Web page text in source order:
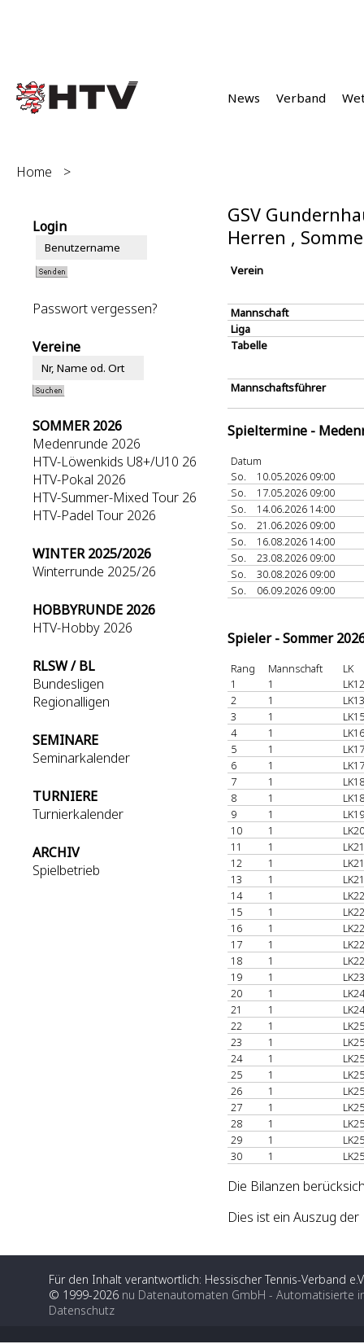
News Verband
Home >
Login
Passwort vergessen?
Vereine
SOMMER 2026
Medenrunde 2026
HTV-Löwenkids U8+/U10 26
HTV-Pokal 2026
HTV-Summer-Mixed Tour 26
HTV-Padel Tour 2026
WINTER 2025/2026
Winterrunde 2025/26
HOBBYRUNDE 2026
HTV-Hobby 2026
RLSW / BL
Bundesligen
Regionalligen
SEMINARE
Seminarkalender
TURNIERE
Turnierkalender
ARCHIV
Spielbetrieb
GSV
Herren ,
Verein
Mannschaft
Liga
Tabelle
Mannschaftsführer
Spieltermine -
Datum
So.
10.05.2026 09:00
So.
17.05.2026 09:00
So.
14.06.2026 14:00
So.
21.06.2026 09:00
So.
16.08.2026 14:00
So.
23.08.2026 09:00
So.
30.08.2026 09:00
So.
06.09.2026 09:00
Spieler - Sommer
Rang Mannschaft
LK
1
1
2
1
3
1
4
1
5
1
6
1
7
1
8
1
9
1
10
1
11
1
12
1
13
1
14
1
15
1
16
1
17
1
18
1
19
1
20
1
21
1
22
1
23
1
24
1
25
1
26
1
27
1
28
1
29
1
30
1
Die Bilanzen
Dies ist ein Auszug
Für den Inhalt verantwortlich: Hessischer Tennis-Verband
© 1999-2026 nu Datenautomaten GmbH - Automatisierte
Datenschutz